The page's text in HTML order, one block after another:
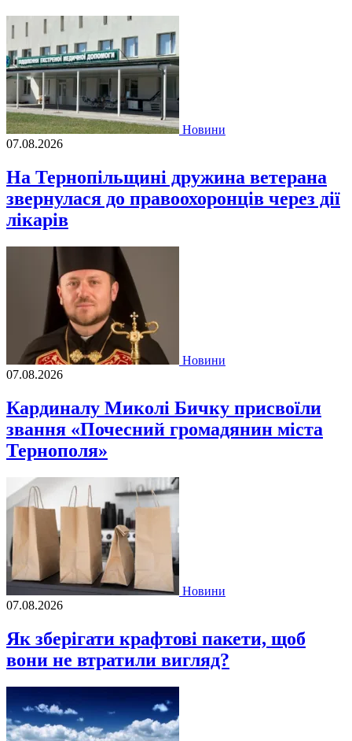
Новини
07.08.2026
На Тернопільщині дружина ветерана
звернулася до правоохоронців через дії
лікарів
Новини
07.08.2026
Кардиналу Миколі Бичку присвоїли
звання «Почесний громадянин міста
Тернополя»
Новини
07.08.2026
Як зберігати крафтові пакети, щоб
вони не втратили вигляд?